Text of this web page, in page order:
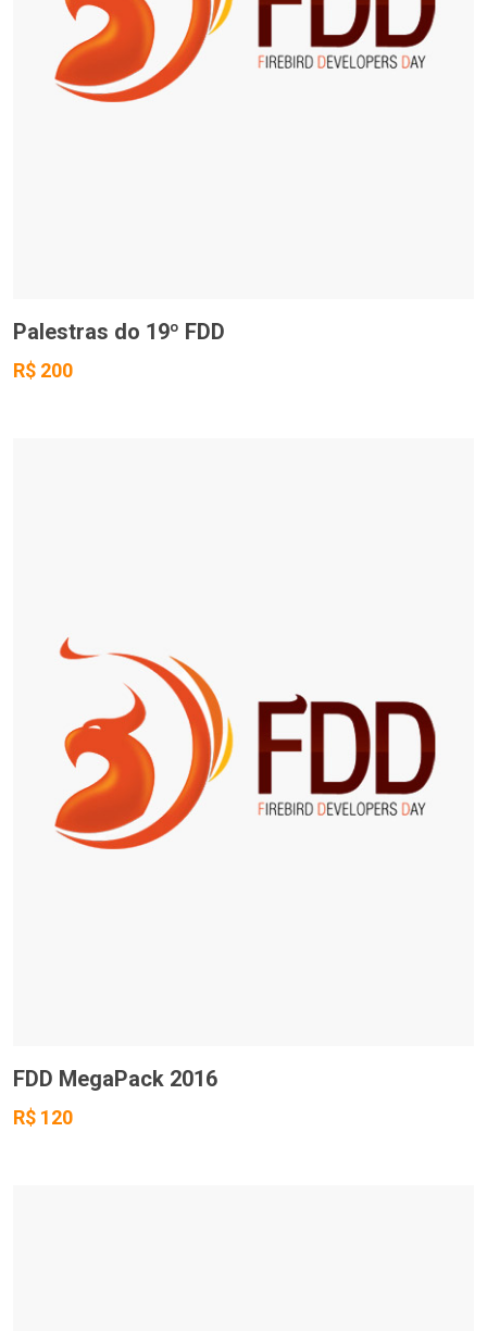
Palestras do 19º FDD
R$ 200
FDD MegaPack 2016
R$ 120